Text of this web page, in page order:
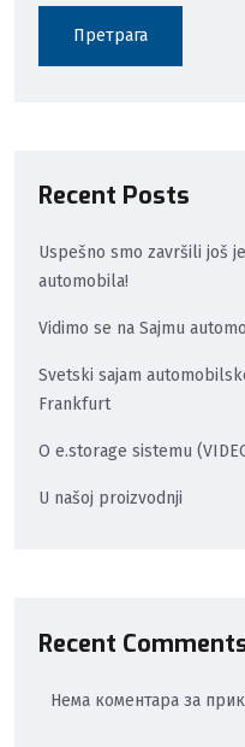
Претрага
Recent Posts
Uspešno smo završili još
automobila!
Vidimo se na Sajmu
Svetski sajam
Frankfurt
O e.storage sistemu
U našoj proizvodnji
Recent
Нема коментара за